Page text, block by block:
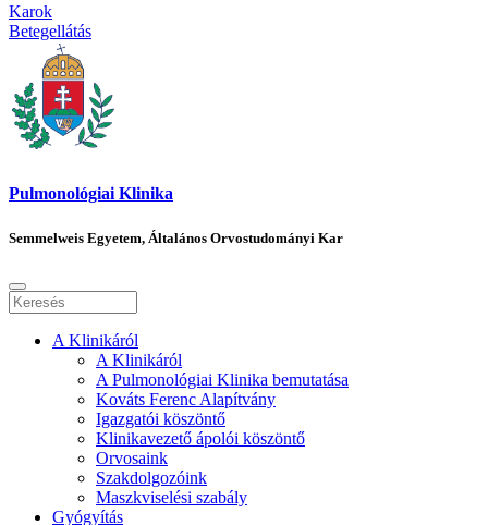
Karok
Betegellátás
Pulmonológiai Klinika
Semmelweis Egyetem, Általános Orvostudományi Kar
A Klinikáról
A Klinikáról
A Pulmonológiai Klinika bemutatása
Kováts Ferenc Alapítvány
Igazgatói köszöntő
Klinikavezető ápolói köszöntő
Orvosaink
Szakdolgozóink
Maszkviselési szabály
Gyógyítás